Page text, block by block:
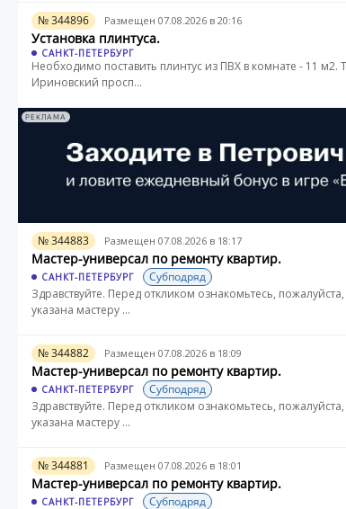
№ 344896 Размещен 07.08.2026 в 20:16
Установка плинтуса.
САНКТ-ПЕТЕРБУРГ
Необходимо поставить плинтус из ПВХ в комнате - 11 м2.
Ириновский просп...
РЕКЛАМА
№ 344883 Размещен 07.08.2026 в 18:17
Мастер-универсал по ремонту квартир.
САНКТ-ПЕТЕРБУРГ
Субподряд
Здравствуйте. Перед откликом ознакомьтесь,
указана мастеру ...
№ 344882 Размещен 07.08.2026 в 18:09
Мастер-универсал по ремонту квартир.
САНКТ-ПЕТЕРБУРГ
Субподряд
Здравствуйте. Перед откликом ознакомьтесь,
указана мастеру ...
№ 344881 Размещен 07.08.2026 в 18:01
Мастер-универсал по ремонту квартир.
САНКТ-ПЕТЕРБУРГ
Субподряд